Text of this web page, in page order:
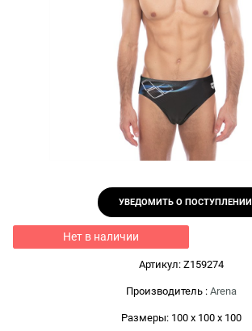
УВЕДОМИТЬ О ПОСТУПЛЕНИИ
Нет в наличии
Артикул: Z159274
Производитель : Arena
Размеры: 100 x 100 x 100